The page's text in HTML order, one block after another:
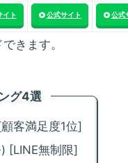
イト 公式サイト 公式
きます。
グ4選
客満足度1位]
[LINE無制限]